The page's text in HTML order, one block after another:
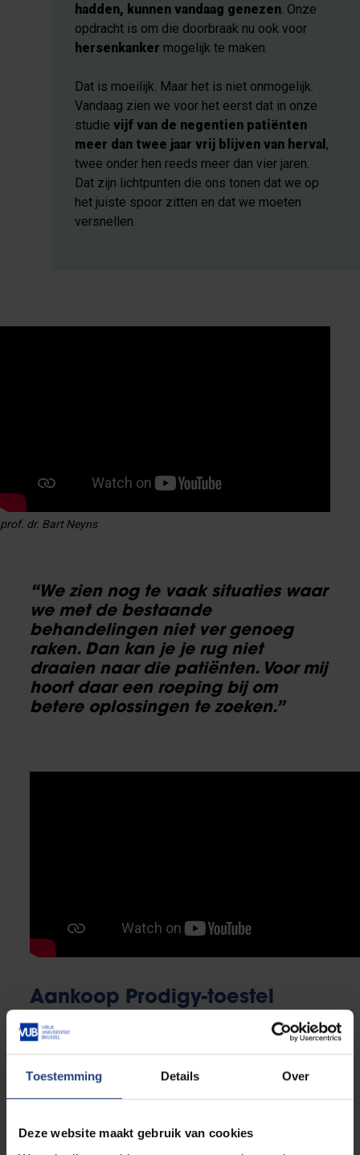
Toestemming Details Over
Deze website maakt gebruik van cookies
hadden, kunnen vandaag genezen . Onze
opdracht is om die doorbraak nu ook voor
hersenkanker mogelijk te maken.
Dat is moeilijk. Maar het is niet onmogelijk.
Vandaag zien we voor het eerst dat in onze
studievijf van de negentien patiënten
meer dan twee jaar vrij blijven van herval ,
twee onder hen reeds meer dan vier jaren.
Dat zijn lichtpunten die ons tonen dat we op
het juiste spoor zitten en dat we moeten
versnellen.
prof. dr. Bart Neyns
“We zien nog te vaak situaties waar
we met de bestaande
behandelingen niet ver genoeg
raken. Dan kan je je rug niet
draaien naar die patiënten. Voor mij
hoort daar een roeping bij om
betere oplossingen te zoeken.”
Aankoop Prodigy-toestel
Een eerste realisatie van het VUB-UZB Paul De Knop
haalt het bloed uit het lichaam van patiënten en
maakt de zogenaamde dendritische cellen klaar in
Bart meer vertellen over de behandeling en dit